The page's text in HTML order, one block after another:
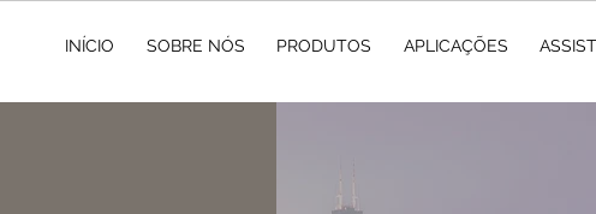
INÍCIO SOBRE NÓS PRODUTOS APLICAÇÕES